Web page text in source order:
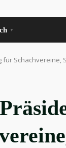
▼
Schachvereine,